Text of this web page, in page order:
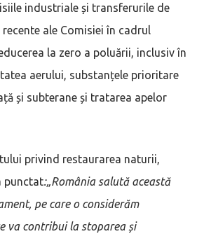
industriale și transferurile de
ale Comisiei în cadrul
la zero a poluării, inclusiv în
aerului, substanțele prioritare
și subterane și tratarea apelor
privind restaurarea naturii,
punctat:„România salută această
pe care o considerăm
va contribui la stoparea și